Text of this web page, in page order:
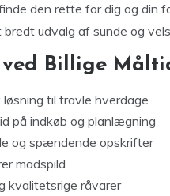
den rette for dig og din
udvalg af sunde og
ved Billige
løsning til travle hverdage
på indkøb og planlægning
og spændende opskrifter
madspild
kvalitetsrige råvarer